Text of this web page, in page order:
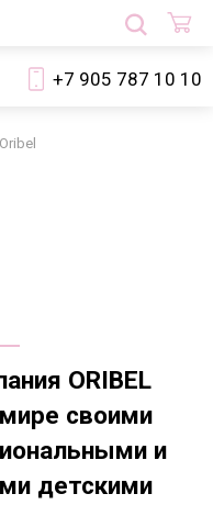
+7 905 787 10 10
Oribel
ORIBEL
своими
и
детскими